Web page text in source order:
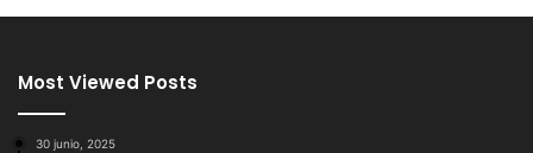
Most Viewed Posts
30 junio, 2025